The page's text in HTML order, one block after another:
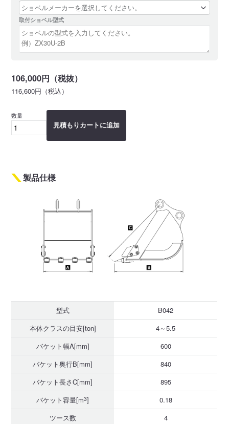
取付ショベル型式
106,000円（税抜）
116,600円（税込）
数量
見積もりカートに追加
製品仕様
型式
B042
本体クラスの目安[ton]
4～5.5
バケット幅A[mm]
600
バケット奥行B[mm]
840
バケット長さC[mm]
895
バケット容量[m3]
0.18
ツース数
4